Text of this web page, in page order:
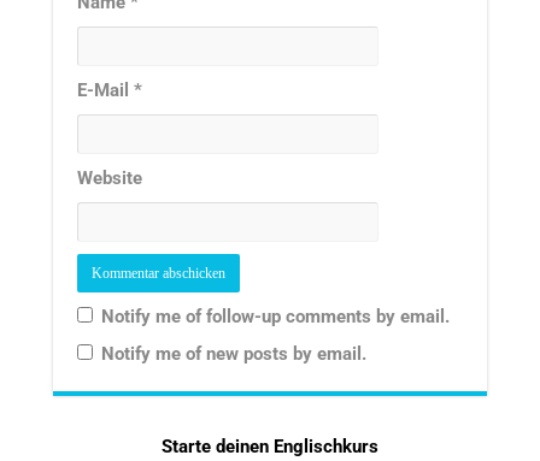
E-Mail *
Website
Notify me of follow-up comments by email.
Notify me of new posts by email.
Starte deinen Englischkurs